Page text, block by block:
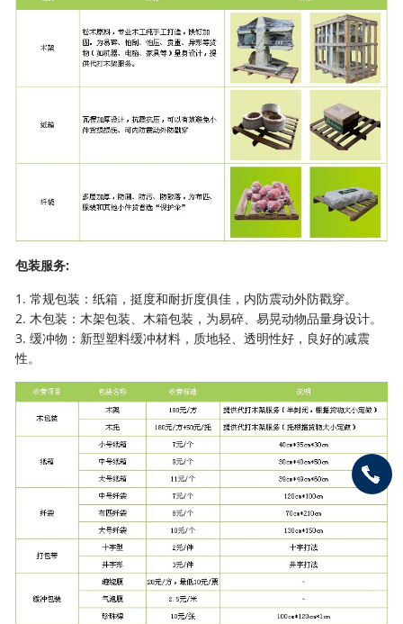
包装服务:
1. 常规包装：纸箱，挺度和耐折度俱佳，内防震动外防戳穿。
2. 木包装：木架包装、木箱包装，为易碎、易晃动物品量身设计。
3. 缓冲物：新型塑料缓冲材料，质地轻、透明性好，良好的减震
性。